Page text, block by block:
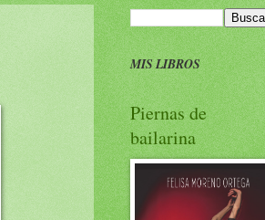
MIS LIBROS
Piernas de
bailarina